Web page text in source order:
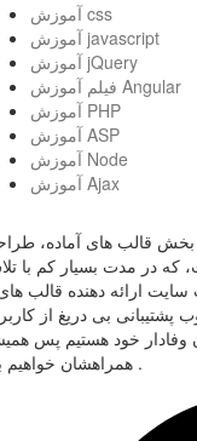
آموزش css
آموزش javascript
آموزش jQuery
فیلم آموزش Angular
آموزش PHP
آموزش ASP
آموزش Node
آموزش Ajax
را در چهار بخش قالب های آماده،
که در مدت بسیار کم با
ارائه دهنده قالب
بی دریغ از
وفادار خود هستیم پس
همراهشان خواهیم بود .